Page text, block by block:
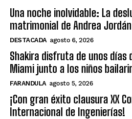
Una noche inolvidable: La
matrimonial de Andrea
DESTACADA agosto 6, 2026
Shakira disfruta de unos días
Miami junto a los niños
FARANDULA agosto 5, 2026
¡Con gran éxito clausura XX
Internacional de Ingenierías!